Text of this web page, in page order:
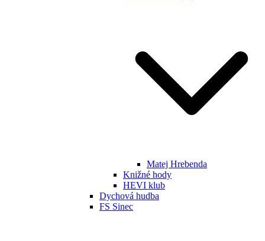
Matej Hrebenda
Knižné hody
HEVI klub
Dychová hudba
FS Sinec